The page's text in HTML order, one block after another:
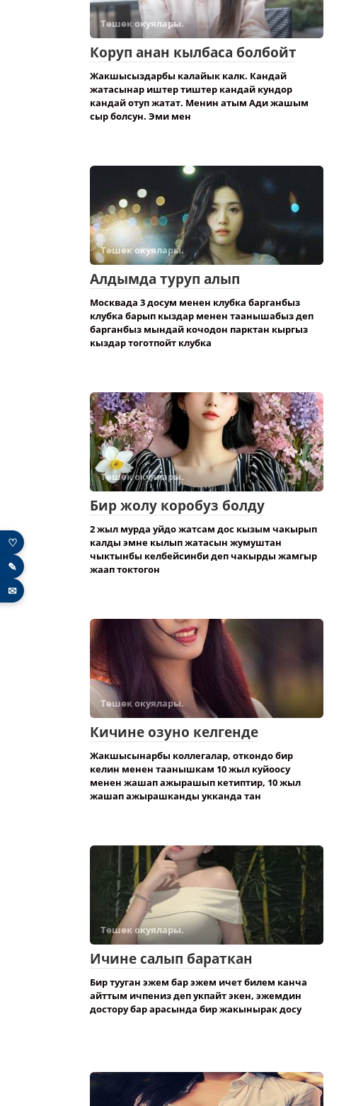
Төшөк окуялары.
Коруп анан кылбаса болбойт
Жакшысыздарбы калайык калк. Кандай
жатасынар иштер тиштер кандай кундор
кандай отуп жатат. Менин атым Ади жашым
сыр болсун. Эми мен
Төшөк окуялары.
Алдымда туруп алып
Москвада 3 досум менен клубка барганбыз
клубка барып кыздар менен таанышабыз деп
барганбыз мындай кочодон парктан кыргыз
кыздар тоготпойт клубка
Төшөк окуялары.
Бир жолу коробуз болду
2 жыл мурда уйдо жатсам дос кызым чакырып
калды эмне кылып жатасын жумуштан
чыктынбы келбейсинби деп чакырды жамгыр
жаап токтогон
Төшөк окуялары.
Кичине озуно келгенде
Жакшысынарбы коллегалар, откондо бир
келин менен таанышкам 10 жыл куйоосу
менен жашап ажырашып кетиптир, 10 жыл
жашап ажырашканды укканда тан
Төшөк окуялары.
Ичине салып бараткан
Бир тууган эжем бар эжем ичет билем канча
айттым ичпениз деп укпайт экен, эжемдин
достору бар арасында бир жакынырак досу
♡
✎
✉